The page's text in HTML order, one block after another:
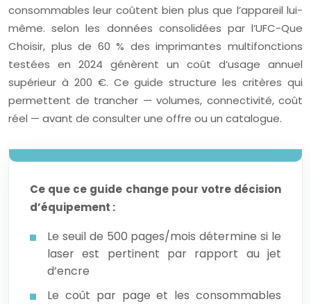
consommables leur coûtent bien plus que l’appareil lui-
même. selon les données consolidées par l’UFC-Que
Choisir, plus de 60 % des imprimantes multifonctions
testées en 2024 génèrent un coût d’usage annuel
supérieur à 200 €. Ce guide structure les critères qui
permettent de trancher — volumes, connectivité, coût
réel — avant de consulter une offre ou un catalogue.
Ce que ce guide change pour votre décision
d’équipement :
Le seuil de 500 pages/mois détermine si le
laser est pertinent par rapport au jet
d’encre
Le coût par page et les consommables